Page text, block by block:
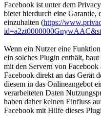
Facebook ist unter dem
bietet hierdurch eine Garantie,
einzuhalten (https://
Wenn ein Nutzer eine
ein solches Plugin enthält,
mit den Servern von
Facebook direkt an das Gerät
diesem in das Onlineangebot
verarbeiteten Daten
haben daher keinen Einfluss
Facebook mit Hilfe dieses